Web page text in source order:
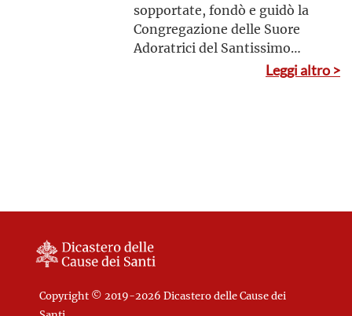
sopportate, fondò e guidò la
Congregazione delle Suore
Adoratrici del Santissimo
Leggi altro >
Copyright © 2019-2026 Dicastero delle Cause dei